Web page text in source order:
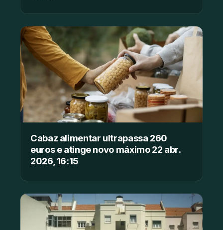
Cabaz alimentar ultrapassa 260
euros e atinge novo máximo 22 abr.
2026, 16:15